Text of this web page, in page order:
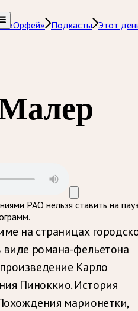
«Орфей» Подкасты Этот
РАО нельзя ставить на
на страницах
виде романа-фельетона
Карло
Пиноккио. История
марионетки,